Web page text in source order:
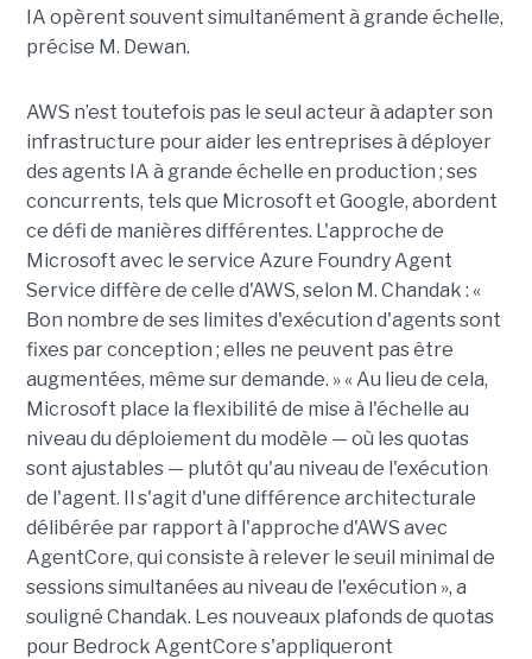
IA opèrent souvent simultanément à grande échelle,
précise M. Dewan.
AWS n’est toutefois pas le seul acteur à adapter son
infrastructure pour aider les entreprises à déployer
des agents IA à grande échelle en production ; ses
concurrents, tels que Microsoft et Google, abordent
ce défi de manières différentes. L'approche de
Microsoft avec le service Azure Foundry Agent
Service diffère de celle d'AWS, selon M. Chandak : «
Bon nombre de ses limites d'exécution d'agents sont
fixes par conception ; elles ne peuvent pas être
augmentées, même sur demande. » « Au lieu de cela,
Microsoft place la flexibilité de mise à l'échelle au
niveau du déploiement du modèle — où les quotas
sont ajustables — plutôt qu'au niveau de l'exécution
de l'agent. Il s'agit d'une différence architecturale
délibérée par rapport à l'approche d'AWS avec
AgentCore, qui consiste à relever le seuil minimal de
sessions simultanées au niveau de l'exécution », a
souligné Chandak. Les nouveaux plafonds de quotas
pour Bedrock AgentCore s'appliqueront